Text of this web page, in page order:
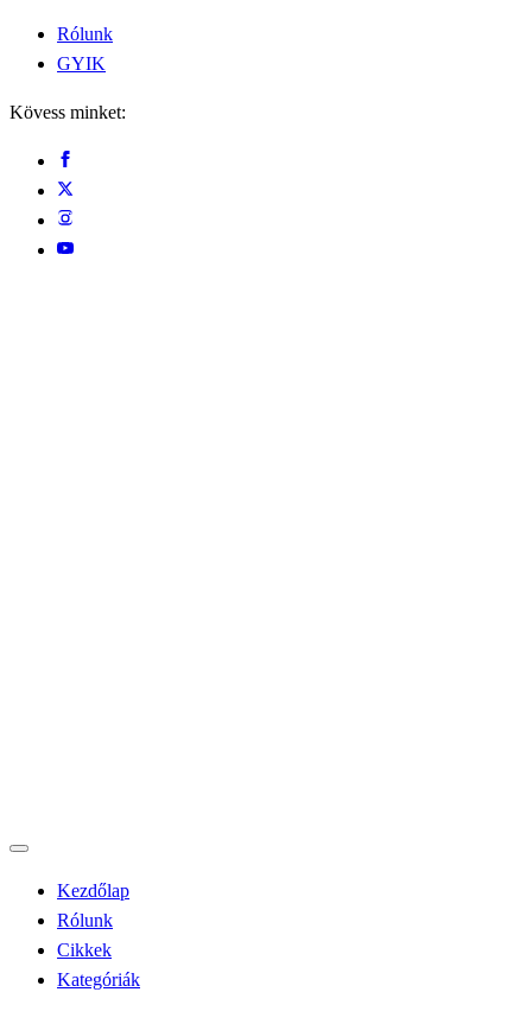
Rólunk
GYIK
Kövess minket:
Kezdőlap
Rólunk
Cikkek
Kategóriák